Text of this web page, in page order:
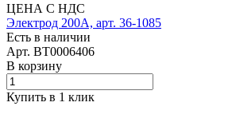
ЦЕНА С НДС
Электрод 200А, арт. 36-1085
Есть в наличии
Арт. BT0006406
В корзину
Купить в 1 клик